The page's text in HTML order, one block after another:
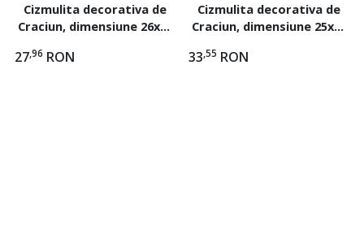
Cizmulita decorativa de
Craciun, dimensiune 26x43
27,96 RON
Cizmulita decorativa de
Craciun, dimensiune 25x40
33,55 RON